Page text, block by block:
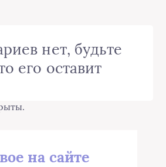
нет, будьте
его оставит
на сайте